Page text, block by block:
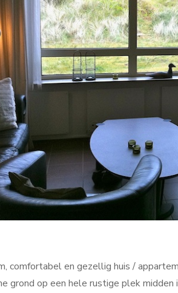
comfortabel en gezellig huis /
grond op een hele rustige plek